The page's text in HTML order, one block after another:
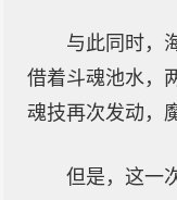
与此同时，
借着斗魂池水，
魂技再次发动，
但是，这一